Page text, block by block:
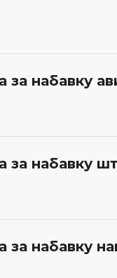
набавку
за набавку
набавку